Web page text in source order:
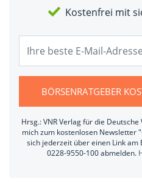
Kostenfrei mit
BÖRSENRATGEBER
Hrsg.: VNR Verlag für die
mich zum kostenlosen Newsletter
sich jederzeit über einen Link
0228-9550-100 abmelden.